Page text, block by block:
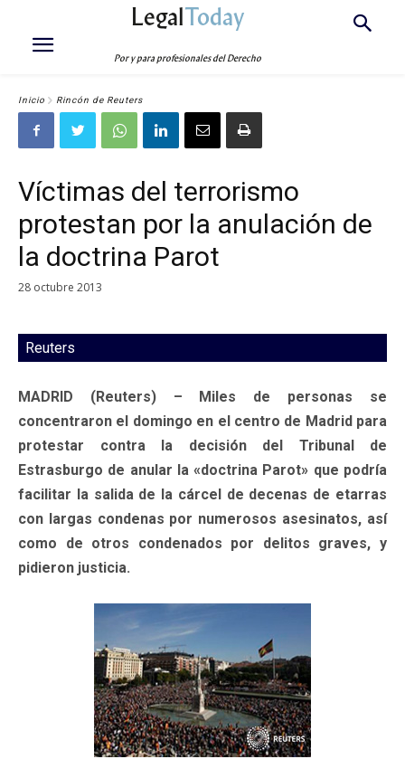
LegalToday
Por y para profesionales del Derecho
Inicio Rincón de Reuters
Víctimas del terrorismo
protestan por la anulación de
la doctrina Parot
28 octubre 2013
Reuters
MADRID (Reuters) – Miles de personas se
concentraron el domingo en el centro de Madrid para
protestar contra la decisión del Tribunal de
Estrasburgo de anular la «doctrina Parot» que podría
facilitar la salida de la cárcel de decenas de etarras
con largas condenas por numerosos asesinatos, así
como de otros condenados por delitos graves, y
pidieron justicia.